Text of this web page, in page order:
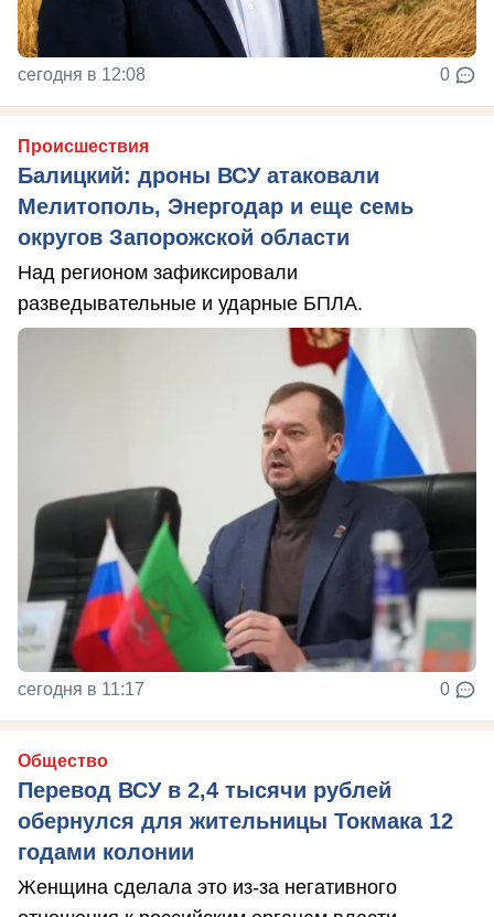
сегодня в 12:08 0
Происшествия
Балицкий: дроны ВСУ атаковали
Мелитополь, Энергодар и еще семь
округов Запорожской области
Над регионом зафиксировали
разведывательные и ударные БПЛА.
сегодня в 11:17 0
Общество
Перевод ВСУ в 2,4 тысячи рублей
обернулся для жительницы Токмака 12
годами колонии
Женщина сделала это из-за негативного